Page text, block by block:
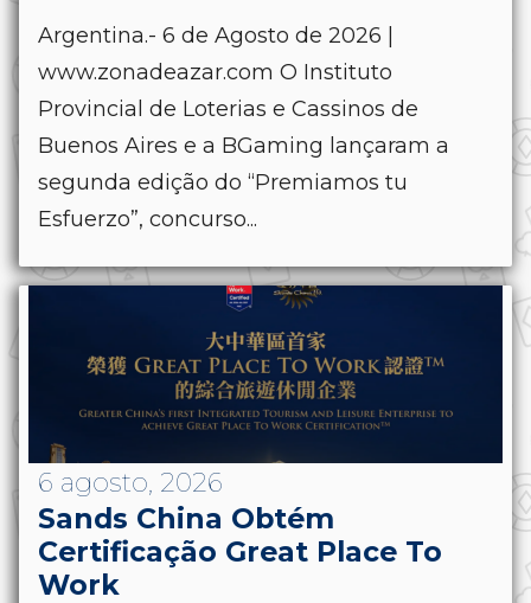
Argentina.- 6 de Agosto de 2026 |
www.zonadeazar.com O Instituto
Provincial de Loterias e Cassinos de
Buenos Aires e a BGaming lançaram a
segunda edição do “Premiamos tu
Esfuerzo”, concurso...
6 agosto, 2026
Sands China Obtém
Certificação Great Place To
Work